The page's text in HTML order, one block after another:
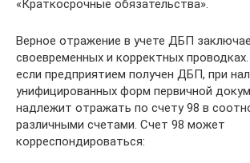
«Краткосрочные обязательства».
Верное отражение в учете ДБП
своевременных и корректных
если предприятием получен ДБП, при
унифицированных форм первичной
надлежит отражать по счету 98 в
различными счетами. Счет 98 может
корреспондироваться: